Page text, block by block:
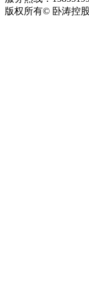
版权所有© 卧涛控